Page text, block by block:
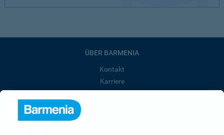
ÜBER BARMENIA
Kontakt
Karriere